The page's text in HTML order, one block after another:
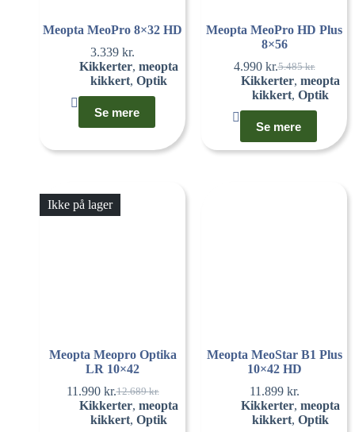
Meopta MeoPro 8×32 HD
3.339 kr.
Kikkerter, meopta
kikkert, Optik
Se mere
Meopta MeoPro HD Plus
8×56
5.485kr.
4.990 kr.
Kikkerter, meopta
kikkert, Optik
Se mere
Ikke på lager
Meopta Meopro Optika
LR 10×42
12.689kr.
11.990 kr.
Kikkerter, meopta
kikkert, Optik
Meopta MeoStar B1 Plus
10×42 HD
11.899 kr.
Kikkerter, meopta
kikkert, Optik